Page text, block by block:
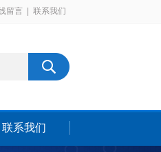
留言 联系我们
联系我们